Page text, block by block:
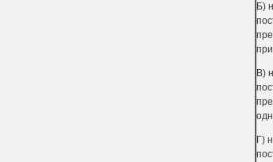
Б)
В)
Г)